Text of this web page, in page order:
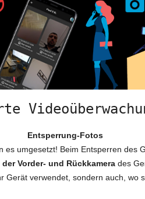
Entsperrung-Fotos
es umgesetzt! Beim Entsperren des
Vorder- und Rückkamera des
Gerät verwendet, sondern auch, wo